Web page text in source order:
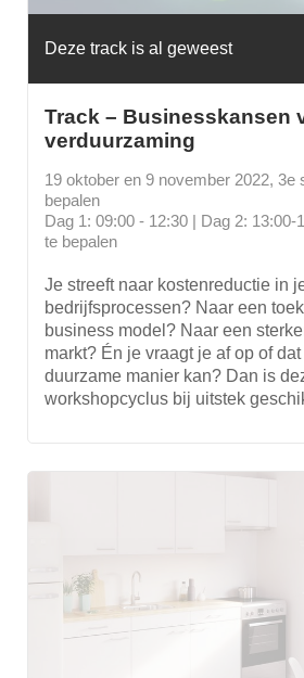
Deze track is al geweest
Track – Businesskansen
verduurzaming
19 oktober en 9 november 2022, 3e
bepalen
Dag 1: 09:00 - 12:30 | Dag 2: 13:00-
te bepalen
Je streeft naar kostenreductie in
bedrijfsprocessen? Naar een
business model? Naar een
markt? Én je vraagt je af op of
duurzame manier kan? Dan is
workshopcyclus bij uitstek